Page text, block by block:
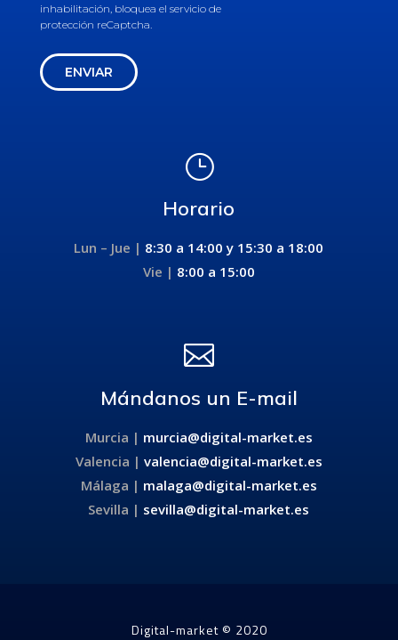
inhabilitación, bloquea el servicio de
protección reCaptcha.
ENVIAR
}
Horario
Lun – Jue | 8:30 a 14:00 y 15:30 a 18:00
Vie | 8:00 a 15:00

Mándanos un E-mail
Murcia | murcia@digital-market.es
Valencia | valencia@digital-market.es
Málaga | malaga@digital-market.es
Sevilla | sevilla@digital-market.es
Digital-market © 2020